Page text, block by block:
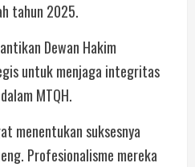
tahun 2025.
Dewan Hakim
untuk menjaga integritas
MTQH.
menentukan suksesnya
Profesionalisme mereka